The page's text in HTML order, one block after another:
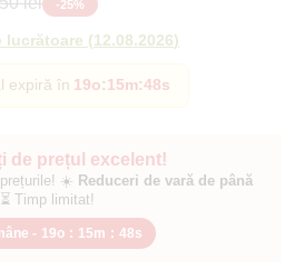
de prețul excelent!
☀️ Reduceri de vară de până
⏳ Timp limitat!
- 19o : 15m : 48s
-25%
lucrătoare (12.08.2026)
expiră în 19o:15m:48s